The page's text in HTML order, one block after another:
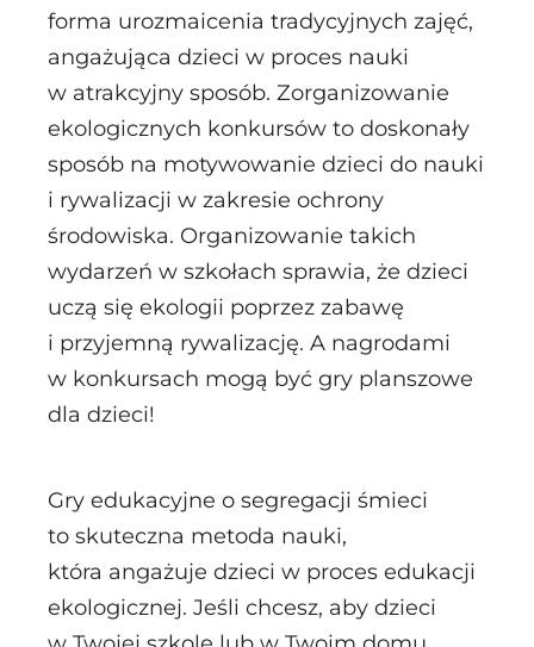
forma urozmaicenia tradycyjnych zajęć,
angażująca dzieci w proces nauki
w atrakcyjny sposób. Zorganizowanie
ekologicznych konkursów to doskonały
sposób na motywowanie dzieci do nauki
i rywalizacji w zakresie ochrony
środowiska. Organizowanie takich
wydarzeń w szkołach sprawia, że dzieci
uczą się ekologii poprzez zabawę
i przyjemną rywalizację. A nagrodami
w konkursach mogą być gry planszowe
dla dzieci!
Gry edukacyjne o segregacji śmieci
to skuteczna metoda nauki,
która angażuje dzieci w proces edukacji
ekologicznej. Jeśli chcesz, aby dzieci